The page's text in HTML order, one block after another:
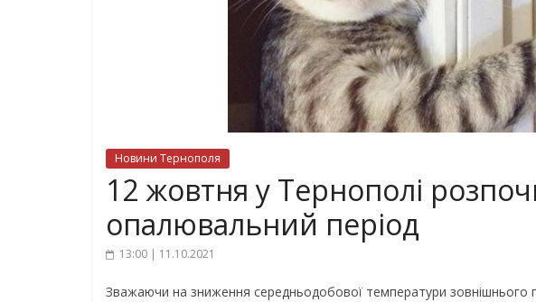
Новини Тернополя
12 жовтня у Тернополі
опалювальний період
13:00 | 11.10.2021
Зважаючи на зниження середньодобової температури зовнішнього